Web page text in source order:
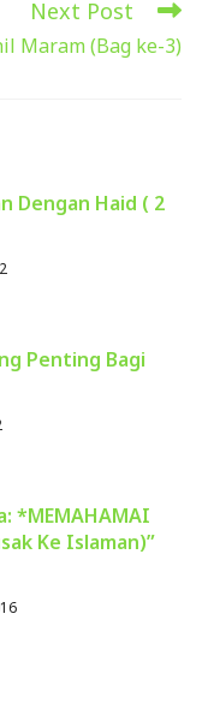
Next Post
Maram (Bag ke-3)
Dengan Haid ( 2
Penting Bagi
*MEMAHAMAI
Ke Islaman)”